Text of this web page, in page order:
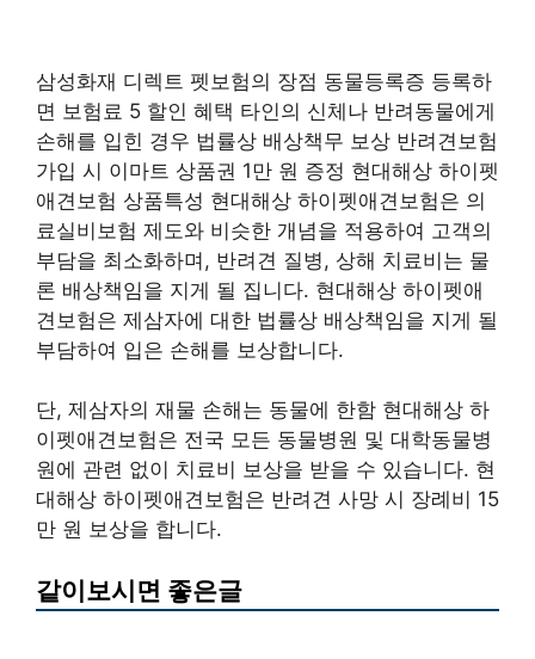
삼성화재 디렉트 펫보험의 장점 동물등록증 등록하
면 보험료 5 할인 혜택 타인의 신체나 반려동물에게
손해를 입힌 경우 법률상 배상책무 보상 반려견보험
가입 시 이마트 상품권 1만 원 증정 현대해상 하이펫
애견보험 상품특성 현대해상 하이펫애견보험은 의
료실비보험 제도와 비슷한 개념을 적용하여 고객의
부담을 최소화하며, 반려견 질병, 상해 치료비는 물
론 배상책임을 지게 될 집니다. 현대해상 하이펫애
견보험은 제삼자에 대한 법률상 배상책임을 지게 될
부담하여 입은 손해를 보상합니다.
단, 제삼자의 재물 손해는 동물에 한함 현대해상 하
이펫애견보험은 전국 모든 동물병원 및 대학동물병
원에 관련 없이 치료비 보상을 받을 수 있습니다. 현
대해상 하이펫애견보험은 반려견 사망 시 장례비 15
만 원 보상을 합니다.
같이보시면 좋은글